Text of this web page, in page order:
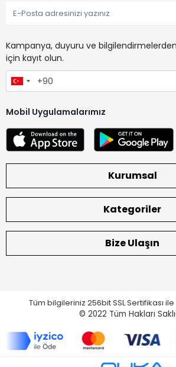
Kampanya, duyuru ve
için kayıt olun.
Mobil Uygulamalarımız
Kurumsal
Kategoriler
Bize Ulaşın
Tüm bilgileriniz 256bit SSL Sertifikası
© 2022 Tüm Hakları